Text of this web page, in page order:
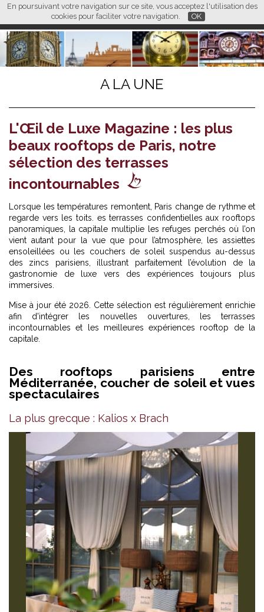
En poursuivant votre navigation sur ce site, vous acceptez l'utilisation des
cookies pour faciliter votre navigation.
OK
FR EN CN
L M
A LA UNE
L'Œil de Luxe Magazine : les plus
beaux rooftops de Paris, notre
sélection des terrasses
incontournables
Lorsque les températures remontent, Paris change de rythme et
regarde vers les toits. es terrasses confidentielles aux rooftops
panoramiques, la capitale multiplie les refuges perchés où l’on
vient autant pour la vue que pour l’atmosphère, les assiettes
ensoleillées ou les couchers de soleil suspendus au-dessus
des zincs parisiens, illustrant parfaitement l’évolution de la
gastronomie de luxe vers des expériences toujours plus
immersives.
Mise à jour été 2026. Cette sélection est régulièrement enrichie
afin d'intégrer les nouvelles ouvertures, les terrasses
incontournables et les meilleures expériences rooftop de la
capitale.
Des rooftops parisiens entre
Méditerranée, coucher de soleil et vues
spectaculaires
La plus grecque : Kalios x Brach